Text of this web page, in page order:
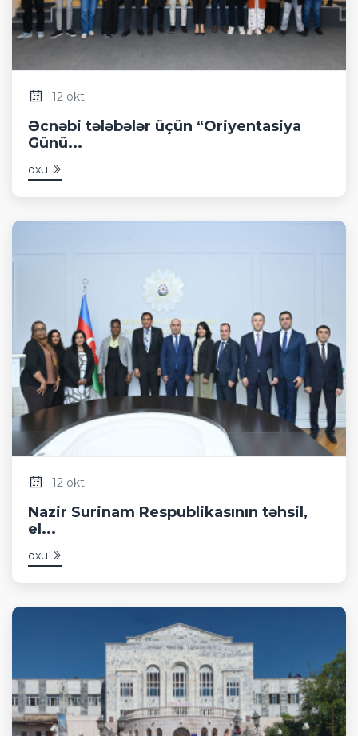
12 okt
Əcnəbi tələbələr üçün “Oriyentasiya
Günü...
oxu
12 okt
Nazir Surinam Respublikasının təhsil,
el...
oxu